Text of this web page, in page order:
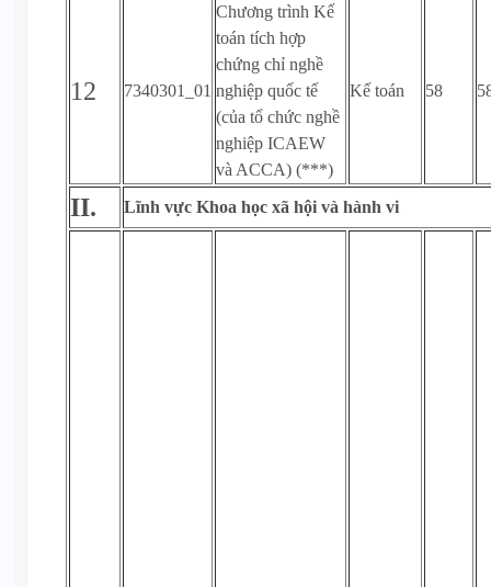
12 7340301_01
Chương trình Kế
toán tích hợp
chứng chỉ nghề
nghiệp quốc tế
(của tổ chức nghề
nghiệp ICAEW
và ACCA) (***)
Kế toán 58
II. Lĩnh vực Khoa học xã hội và hành vi